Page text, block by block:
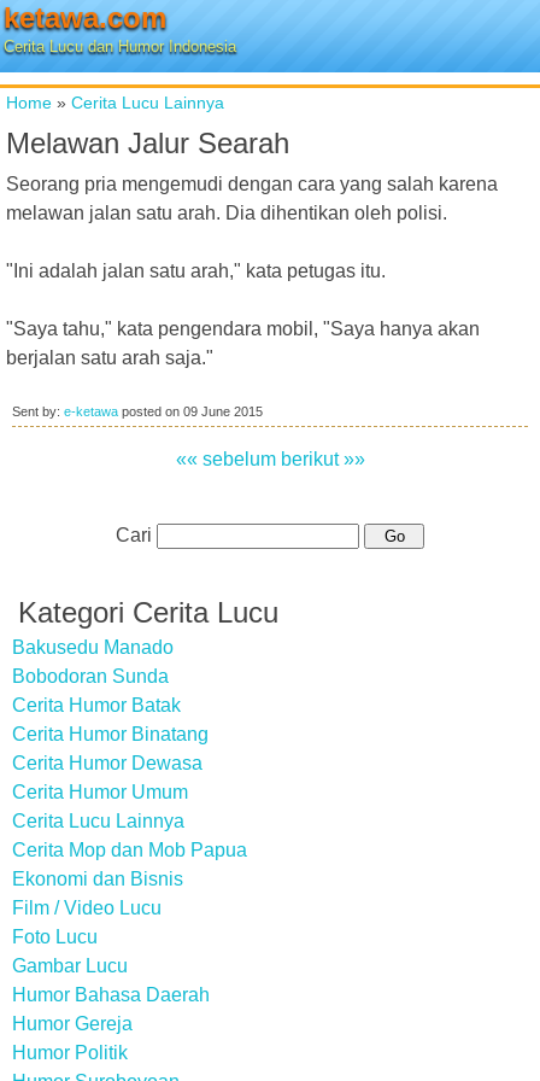
ketawa.com
Cerita Lucu dan Humor Indonesia
Home » Cerita Lucu Lainnya
Melawan Jalur Searah
Seorang pria mengemudi dengan cara yang salah karena
melawan jalan satu arah. Dia dihentikan oleh polisi.
"Ini adalah jalan satu arah," kata petugas itu.
"Saya tahu," kata pengendara mobil, "Saya hanya akan
berjalan satu arah saja."
Sent by: e-ketawa posted on 09 June 2015
«« sebelum berikut »»
Cari
Kategori Cerita Lucu
Bakusedu Manado
Bobodoran Sunda
Cerita Humor Batak
Cerita Humor Binatang
Cerita Humor Dewasa
Cerita Humor Umum
Cerita Lucu Lainnya
Cerita Mop dan Mob Papua
Ekonomi dan Bisnis
Film / Video Lucu
Foto Lucu
Gambar Lucu
Humor Bahasa Daerah
Humor Gereja
Humor Politik